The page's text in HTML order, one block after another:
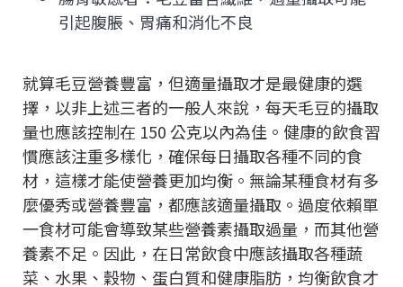
引起腹脹、胃痛和消化不良
就算毛豆營養豐富，但適量攝取才是最健康的選
擇，以非上述三者的一般人來說，每天毛豆的攝取
量也應該控制在 150 公克以內為佳。健康的飲食習
慣應該注重多樣化，確保每日攝取各種不同的食
材，這樣才能使營養更加均衡。無論某種食材有多
麼優秀或營養豐富，都應該適量攝取。過度依賴單
一食材可能會導致某些營養素攝取過量，而其他營
養素不足。因此，在日常飲食中應該攝取各種蔬
菜、水果、穀物、蛋白質和健康脂肪，均衡飲食才